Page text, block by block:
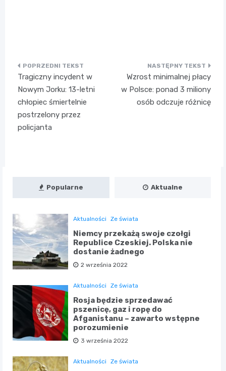
Nawigacja
wpisu
Tragiczny incydent w
Nowym Jorku: 13-letni
chłopiec śmiertelnie
postrzelony przez
policjanta
Wzrost minimalnej płacy
w Polsce: ponad 3 miliony
osób odczuje różnicę
Popularne Aktualne
Aktualności Ze świata
Niemcy przekażą swoje czołgi
Republice Czeskiej. Polska nie
dostanie żadnego
2 września 2022
Aktualności Ze świata
Rosja będzie sprzedawać
pszenicę, gaz i ropę do
Afganistanu – zawarto wstępne
porozumienie
3 września 2022
Aktualności Ze świata